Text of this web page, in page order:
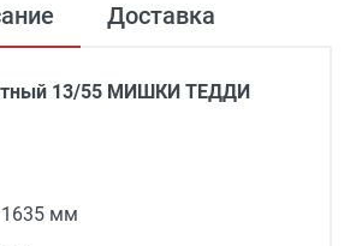
Доставка
13/55 МИШКИ ТЕДДИ
мм